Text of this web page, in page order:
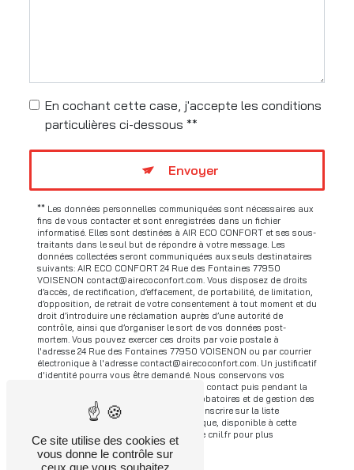
En cochant cette case, j'accepte les conditions
particulières ci-dessous **
Envoyer
** Les données personnelles communiquées sont nécessaires aux
fins de vous contacter et sont enregistrées dans un fichier
informatisé. Elles sont destinées à AIR ECO CONFORT et ses sous-
traitants dans le seul but de répondre à votre message. Les
données collectées seront communiquées aux seuls destinataires
suivants: AIR ECO CONFORT 24 Rue des Fontaines 77950
VOISENON contact@airecoconfort.com. Vous disposez de droits
d’accès, de rectification, d’effacement, de portabilité, de limitation,
d’opposition, de retrait de votre consentement à tout moment et du
droit d’introduire une réclamation auprès d’une autorité de
contrôle, ainsi que d’organiser le sort de vos données post-
mortem. Vous pouvez exercer ces droits par voie postale à
l'adresse 24 Rue des Fontaines 77950 VOISENON ou par courrier
électronique à l'adresse contact@airecoconfort.com. Un justificatif
d'identité pourra vous être demandé. Nous conservons vos
données pendant la période de prise de contact puis pendant la
durée de prescription légale aux fins probatoires et de gestion des
contentieux. Vous avez le droit de vous inscrire sur la liste
d'opposition au démarchage téléphonique, disponible à cette
adresse:
Bloctel.gouv.fr
. Consultez le site cnil.fr pour plus
d’informations sur vos droits.
Ce site utilise des cookies et
vous donne le contrôle sur
ceux que vous souhaitez